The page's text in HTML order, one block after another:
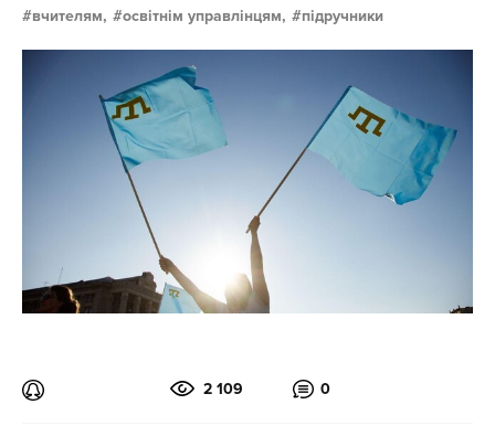
вчителям, освітнім управлінцям, підручники
2 109 0